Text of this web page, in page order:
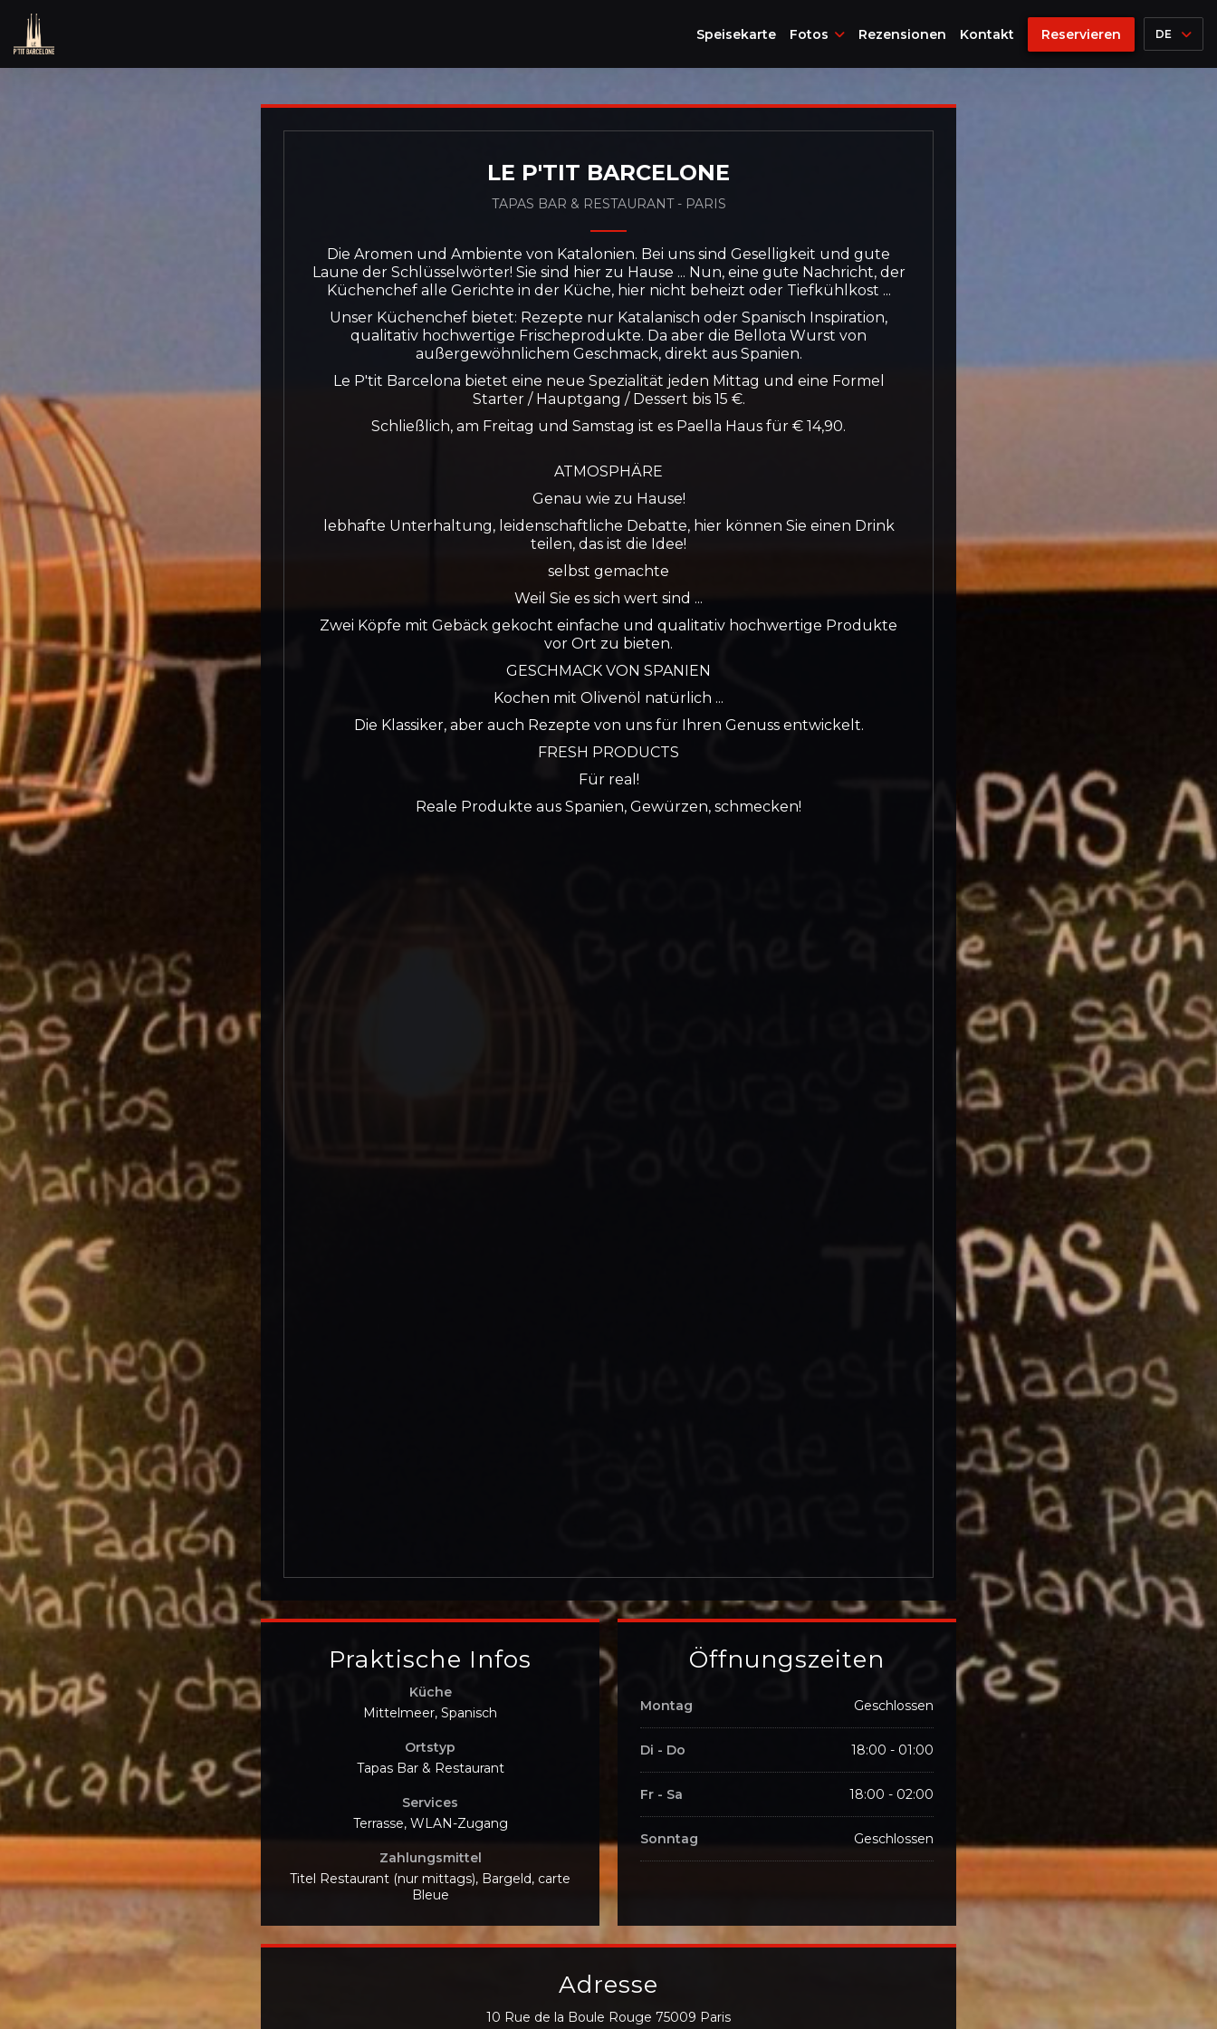
Speisekarte Fotos Rezensionen Kontakt Reservieren DE
LE P'TIT BARCELONE
TAPAS BAR & RESTAURANT - PARIS
Die Aromen und Ambiente von Katalonien. Bei uns sind Geselligkeit und gute
Laune der Schlüsselwörter! Sie sind hier zu Hause ... Nun, eine gute Nachricht, der
Küchenchef alle Gerichte in der Küche, hier nicht beheizt oder Tiefkühlkost ...
Unser Küchenchef bietet: Rezepte nur Katalanisch oder Spanisch Inspiration,
qualitativ hochwertige Frischeprodukte. Da aber die Bellota Wurst von
außergewöhnlichem Geschmack, direkt aus Spanien.
Le P'tit Barcelona bietet eine neue Spezialität jeden Mittag und eine Formel
Starter / Hauptgang / Dessert bis 15 €.
Schließlich, am Freitag und Samstag ist es Paella Haus für € 14,90.
ATMOSPHÄRE
Genau wie zu Hause!
lebhafte Unterhaltung, leidenschaftliche Debatte, hier können Sie einen Drink
teilen, das ist die Idee!
selbst gemachte
Weil Sie es sich wert sind ...
Zwei Köpfe mit Gebäck gekocht einfache und qualitativ hochwertige Produkte
vor Ort zu bieten.
GESCHMACK VON SPANIEN
Kochen mit Olivenöl natürlich ...
Die Klassiker, aber auch Rezepte von uns für Ihren Genuss entwickelt.
FRESH PRODUCTS
Für real!
Reale Produkte aus Spanien, Gewürzen, schmecken!
Praktische Infos
Küche
Mittelmeer, Spanisch
Ortstyp
Tapas Bar & Restaurant
Services
Terrasse, WLAN-Zugang
Zahlungsmittel
Titel Restaurant (nur mittags), Bargeld, carte
Bleue
Öffnungszeiten
Montag Geschlossen
Di - Do 18:00 - 01:00
Fr - Sa 18:00 - 02:00
Sonntag Geschlossen
Adresse
10 Rue de la Boule Rouge 75009 Paris((öffnet ein neues Fenster))